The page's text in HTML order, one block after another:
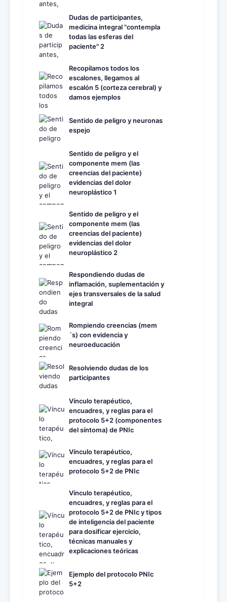
Dudas de participantes,
medicina integral "contempla
todas las esferas del
paciente" 2
Recopilamos todos los
escalones, llegamos al
escalón 5 (corteza cerebral) y
damos ejemplos
Sentido de peligro y neuronas
espejo
Sentido de peligro y el
componente mem (las
creencias del paciente)
evidencias del dolor
neuroplástico 1
Sentido de peligro y el
componente mem (las
creencias del paciente)
evidencias del dolor
neuroplástico 2
Respondiendo dudas de
inflamación, suplementación y
ejes transversales de la salud
integral
Rompiendo creencias (mem
´s) con evidencia y
neuroeducación
Resolviendo dudas de los
participantes
Vínculo terapéutico,
encuadres, y reglas para el
protocolo 5+2 (componentes
del síntoma) de PNIc
Vínculo terapéutico,
encuadres, y reglas para el
protocolo 5+2 de PNIc
Vínculo terapéutico,
encuadres, y reglas para el
protocolo 5+2 de PNIc y tipos
de inteligencia del paciente
para dosificar ejercicio,
técnicas manuales y
explicaciones teóricas
Ejemplo del protocolo PNIc
5+2